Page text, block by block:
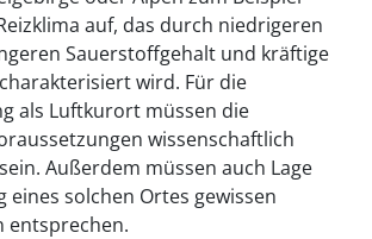
auf, das durch niedrigeren
Sauerstoffgehalt und kräftige
wird. Für die
als Luftkurort müssen die
wissenschaftlich
Außerdem müssen auch Lage
eines solchen Ortes gewissen
entsprechen.